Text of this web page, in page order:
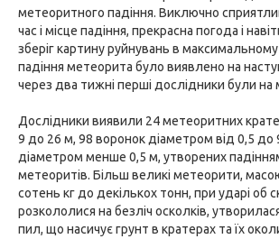
метеоритного падіння. Виключно
час і місце падіння, прекрасна погода і
зберіг картину руйнувань в максимальному
падіння метеорита було виявлено на
через два тижні перші дослідники були на
Дослідники виявили 24 метеоритних
9 до 26 м, 98 воронок діаметром від 0,5 до
діаметром менше 0,5 м, утворених
метеоритів. Більш великі метеорити,
сотень кг до декількох тонн, при ударі об
розкололися на безліч осколків,
пил, що насичує грунт в кратерах та їх